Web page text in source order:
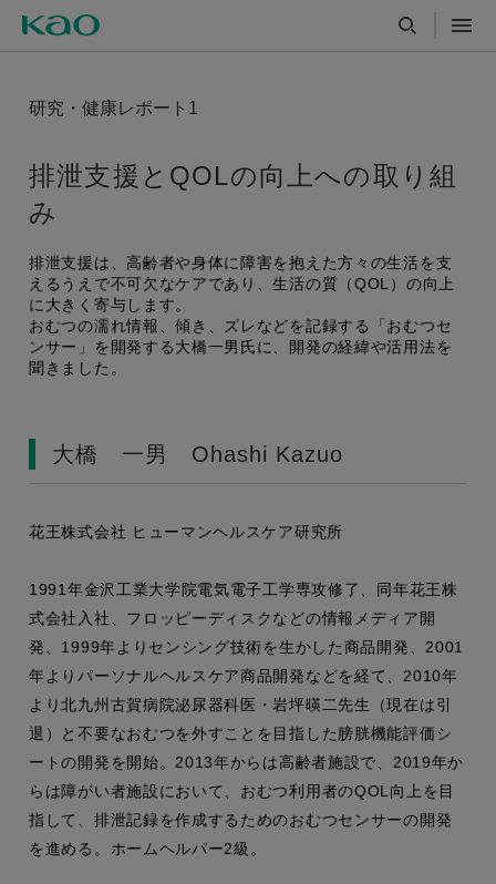
研究・健康レポート1
排泄支援とQOLの向上への取り組
み
排泄支援は、高齢者や身体に障害を抱えた方々の生活を支
えるうえで不可欠なケアであり、生活の質（QOL）の向上
に大きく寄与します。
おむつの濡れ情報、傾き、ズレなどを記録する「おむつセ
ンサー」を開発する大橋一男氏に、開発の経緯や活用法を
聞きました。
大橋 一男 Ohashi Kazuo
花王株式会社 ヒューマンヘルスケア研究所
1991年金沢工業大学院電気電子工学専攻修了、同年花王株
式会社入社、フロッピーディスクなどの情報メディア開
発、1999年よりセンシング技術を生かした商品開発、2001
年よりパーソナルヘルスケア商品開発などを経て、2010年
より北九州古賀病院泌尿器科医・岩坪暎二先生（現在は引
退）と不要なおむつを外すことを目指した膀胱機能評価シ
ートの開発を開始。2013年からは高齢者施設で、2019年か
らは障がい者施設において、おむつ利用者のQOL向上を目
指して、排泄記録を作成するためのおむつセンサーの開発
を進める。ホームヘルパー2級。